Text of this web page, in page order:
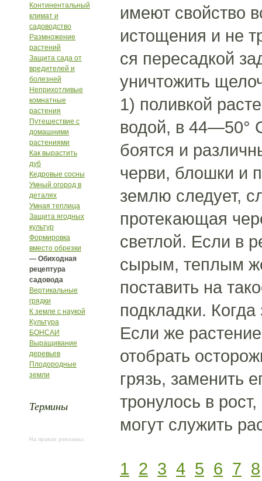
Континентальный
климат и
садоводство
Размножение
растений
Защита сада от
вредителей и
болезней
Неприхотливые
комнатные
растения
Путешествие с
домашними
растениями
Как вырастить
дуб
Кедровые сосны
Умный огород в
деталях
Умная теплица
Защита ягодных
культур
Формировка
вместо обрезки
— Обиходная
рецептура
садовода
Вертикальные
грядки
К земле с наукой
Культура
БОНСАИ
Выращивание
деревьев
Плодородные
земли
Термины
На правах рекламы:
имеют свойство
истощения и не
ся пересадкой
уничтожить
1) поливкой
водой, в 44—50°
боятся и
черви, блошки и
землю следует,
протекающая
светлой. Если в
сырым, теплым
поставить на
подкладки.
Если же
отобрать
грязь, заменить
тронулось в
могут служить
1 2 3 4 5 6 7 8